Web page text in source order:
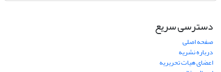
دسترسی سریع
صفحه اصلی
درباره نشریه
اعضای هیات تحریریه